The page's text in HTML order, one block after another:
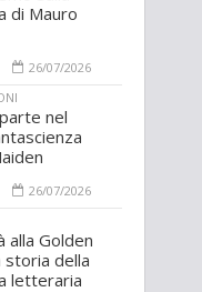
di Mauro
26/07/2026
nel
26/07/2026
alla Golden
storia della
letteraria